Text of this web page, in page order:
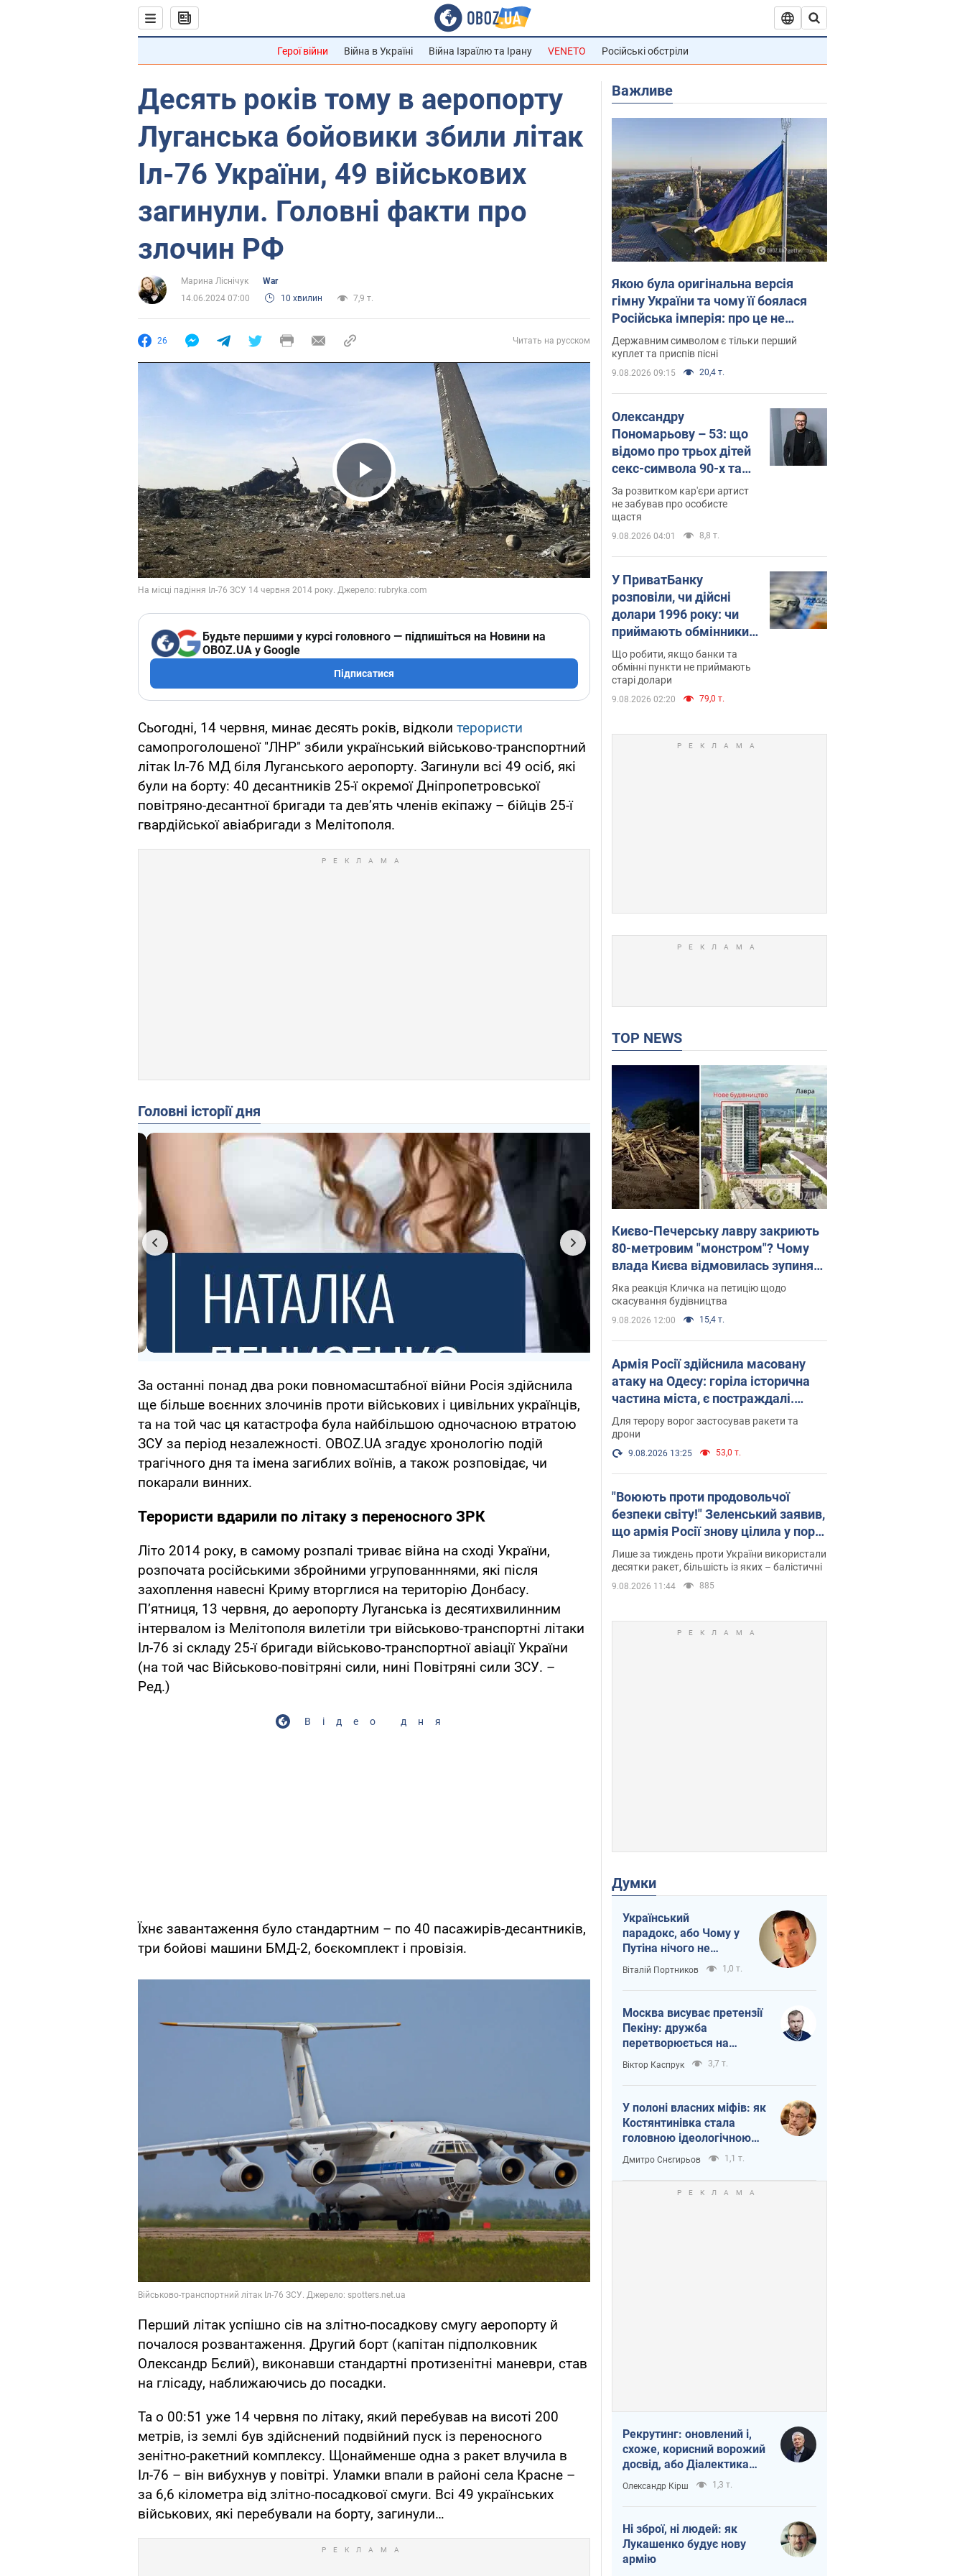
Герої війни Війна в Україні Війна Ізраїлю та Ірану VENETO Російські обстріли
Десять років тому в аеропорту
Луганська бойовики збили літак
Іл-76 України, 49 військових
загинули. Головні факти про
злочин РФ
Марина Ліснічук
War
14.06.2024 07:00
10 хвилин 7,9 т.
26 Читать на русском
Play Video
Будьте першими у курсі головного — підпишіться на Новини на
OBOZ.UA у Google
Підписатися
Сьогодні, 14 червня, минає десять років, відколи терористи
самопроголошеної "ЛНР" збили український військово-транспортний
літак Іл-76 МД біля Луганського аеропорту. Загинули всі 49 осіб, які
були на борту: 40 десантників 25-ї окремої Дніпропетровської
повітряно-десантної бригади та дев’ять членів екіпажу – бійців 25-ї
гвардійської авіабригади з Мелітополя.
Головні історії дня
За останні понад два роки повномасштабної війни Росія здійснила
ще більше воєнних злочинів проти військових і цивільних українців,
та на той час ця катастрофа була найбільшою одночасною втратою
ЗСУ за період незалежності. OBOZ.UA згадує хронологію подій
трагічного дня та імена загиблих воїнів, а також розповідає, чи
покарали винних.
Терористи вдарили по літаку з переносного ЗРК
Літо 2014 року, в самому розпалі триває війна на сході України,
розпочата російськими збройними угрупованннями, які після
захоплення навесні Криму вторглися на територію Донбасу.
П’ятниця, 13 червня, до аеропорту Луганська із десятихвилинним
інтервалом із Мелітополя вилетіли три військово-транспортні літаки
Іл-76 зі складу 25-ї бригади військово-транспортної авіації України
(на той час Військово-повітряні сили, нині Повітряні сили ЗСУ. –
Ред.)
Відео дня
Їхнє завантаження було стандартним – по 40 пасажирів-десантників,
три бойові машини БМД-2, боєкомплект і провізія.
Перший літак успішно сів на злітно-посадкову смугу аеропорту й
почалося розвантаження. Другий борт (капітан підполковник
Олександр Бєлий), виконавши стандартні протизенітні маневри, став
на глісаду, наближаючись до посадки.
Та о 00:51 уже 14 червня по літаку, який перебував на висоті 200
метрів, із землі був здійснений подвійний пуск із переносного
зенітно-ракетний комплексу. Щонайменше одна з ракет влучила в
Іл-76 – він вибухнув у повітрі. Уламки впали в районі села Красне –
за 6,6 кілометра від злітно-посадкової смуги. Всі 49 українських
військових, які перебували на борту, загинули…
Важливе
Якою була оригінальна версія
гімну України та чому її боялася
Російська імперія: про це не
розповідають у школі
Державним символом є тільки перший
куплет та приспів пісні
9.08.2026 09:15 20,4 т.
Олександру
Пономарьову – 53: що
відомо про трьох дітей
секс-символа 90-х та
який вигляд вони
мають
За розвитком кар'єри артист
не забував про особисте
щастя
9.08.2026 04:01 8,8 т.
У ПриватБанку
розповіли, чи дійсні
долари 1996 року: чи
приймають обмінники
та банки такі купюри
Що робити, якщо банки та
обмінні пункти не приймають
старі долари
9.08.2026 02:20 79,0 т.
TOP NEWS
Києво-Печерську лавру закриють
80-метровим "монстром"? Чому
влада Києва відмовилась зупиняти
будівництво хмарочоса
"московського вірянина"
Яка реакція Кличка на петицію щодо
скасування будівництва
9.08.2026 12:00 15,4 т.
Армія Росії здійснила масовану
атаку на Одесу: горіла історична
частина міста, є постраждалі.
Фото та відео
Для терору ворог застосував ракети та
дрони
9.08.2026 13:25 53,0 т.
"Воюють проти продовольчої
безпеки світу!" Зеленський заявив,
що армія Росії знову цілила у порт
в Одесі
Лише за тиждень проти України використали
десятки ракет, більшість із яких – балістичні
9.08.2026 11:44 885
Думки
Український
парадокс, або Чому у
Путіна нічого не
вийшло з Україною
Віталій Портников 1,0 т.
Москва висуває претензії
Пекіну: дружба
перетворюється на
залежність Росії від
Китаю
Віктор Каспрук 3,7 т.
У полоні власних міфів: як
Костянтинівка стала
головною ідеологічною
пасткою для російських
окупантів
Дмитро Снєгирьов 1,1 т.
Рекрутинг: оновлений і,
схоже, корисний ворожий
досвід, або Діалектика
вибагливого боягузтва
Олександр Кірш 1,3 т.
Ні зброї, ні людей: як
Лукашенко будує нову
армію